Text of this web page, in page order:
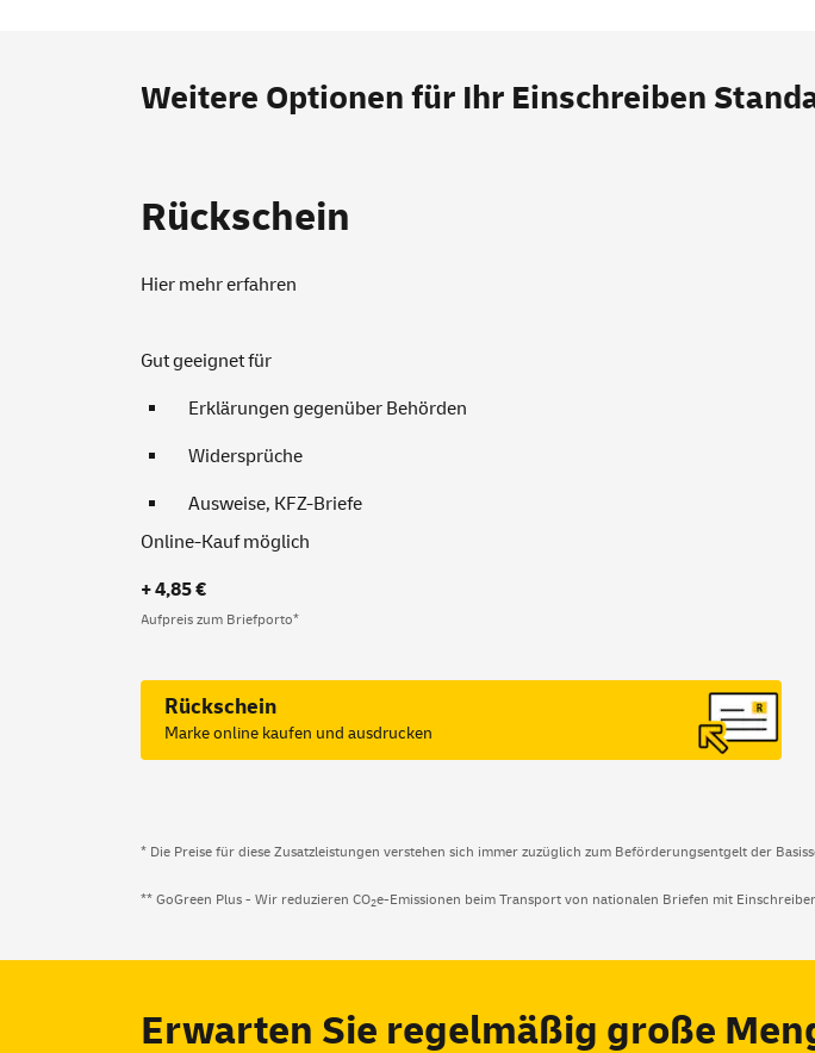
Weitere Optionen für Ihr Einschreiben
Rückschein
Hier mehr erfahren
Gut geeignet für
Erklärungen gegenüber Behörden
Widersprüche
Ausweise, KFZ-Briefe
Online-Kauf möglich
+ 4,85 €
Aufpreis zum Briefporto*
Rückschein
Marke online kaufen und ausdrucken
* Die Preise für diese Zusatzleistungen verstehen sich immer zuzüglich zum Beförderungsentgelt der
** GoGreen Plus - Wir reduzieren CO2e-Emissionen beim Transport von nationalen Briefen mit
Erwarten Sie regelmäßig große